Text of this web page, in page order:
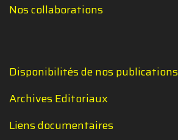
Nos collaborations
Disponibilités de nos publications
Archives Editoriaux
Liens documentaires